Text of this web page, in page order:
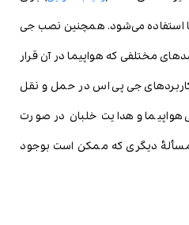
استفاده می‌شود. همچنین نصب جی
مختلفی که هواپیما در آن قرار
کاربردهای جی پی اس در حمل و نقل
هواپیما و هدایت خلبان در صورت
مسألۀ دیگری که ممکن است بوجود